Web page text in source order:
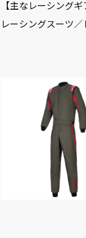
【主なレーシングギ
レーシングスーツ